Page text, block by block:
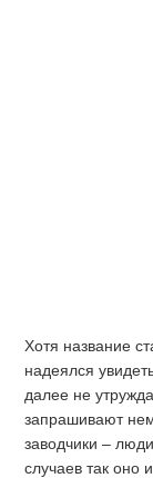
Хотя название
надеялся
далее не
запрашивают
заводчики –
случаев так оно